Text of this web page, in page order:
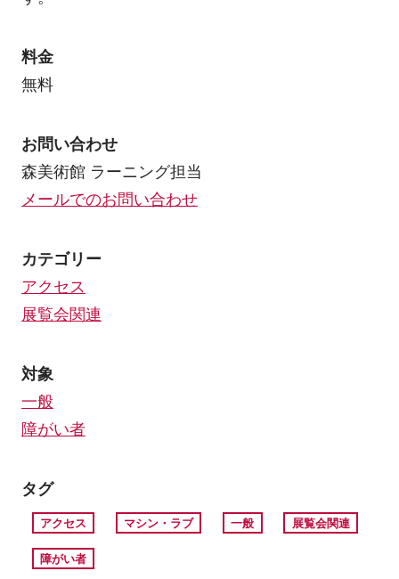
料金
無料
お問い合わせ
森美術館 ラーニング担当
メールでのお問い合わせ
カテゴリー
アクセス
展覧会関連
対象
一般
障がい者
タグ
アクセス マシン・ラブ 一般 展覧会関連
障がい者